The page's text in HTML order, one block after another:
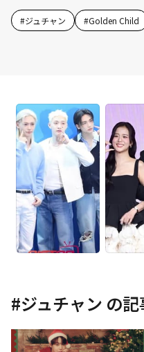
#ジュチャン #Golden Child
#ジュチャン の記